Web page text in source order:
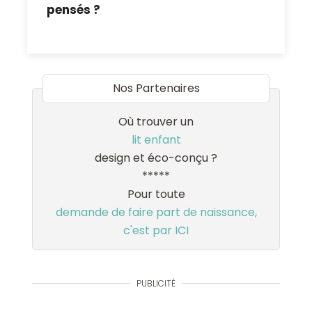
pensés ?
Nos Partenaires
Où trouver un
lit enfant
design et éco-conçu ?
*****
Pour toute
demande de faire part de naissance,
c'est par ICI
PUBLICITÉ